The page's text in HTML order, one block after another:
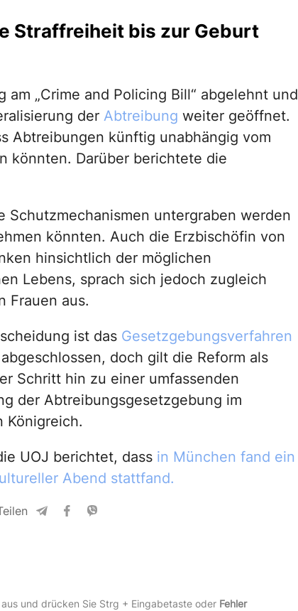
Straffreiheit bis zur Geburt
„Crime and Policing Bill“ abgelehnt und
der Abtreibung weiter geöffnet.
Abtreibungen künftig unabhängig vom
könnten. Darüber berichtete die
Schutzmechanismen untergraben werden
könnten. Auch die Erzbischöfin von
hinsichtlich der möglichen
Lebens, sprach sich jedoch zugleich
Frauen aus.
ist das Gesetzgebungsverfahren
doch gilt die Reform als
Schritt hin zu einer umfassenden
der Abtreibungsgesetzgebung im
Königreich.
UOJ berichtet, dass in München fand ein
Abend stattfand.
und drücken Sie Strg + Eingabetaste oder Fehler